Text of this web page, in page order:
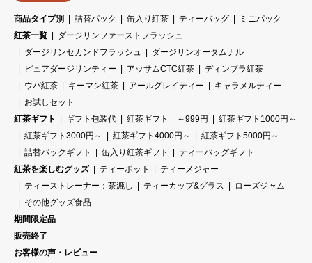
商品タイプ別 詰替パック 缶入り紅茶 ティーバッグ
ミニパック
紅茶一覧
ダージリンファーストフラッシュ
ダージリンセカンドフラッシュ
ダージリンオータムナル
ピュアダージリンティー
アッサムCTC紅茶
ディンブラ紅茶
ウバ紅茶
キーマン紅茶 アールグレイティー
キャラメルティー
お試しセット
紅茶ギフト
ギフト包装代 紅茶ギフト ～999円
紅茶ギフト1000円～
紅茶ギフト3000円～
紅茶ギフト4000円～
紅茶ギフト5000円～
詰替パックギフト
缶入り紅茶ギフト
ティーバッグギフト
紅茶を楽しむグッズ
ティーポット
ティーメジャー
ティーストレーナー：茶漉し
ティーカップ&グラス
ローズジャム
その他グッズ食品
期間限定品
販売終了
お客様の声・レビュー